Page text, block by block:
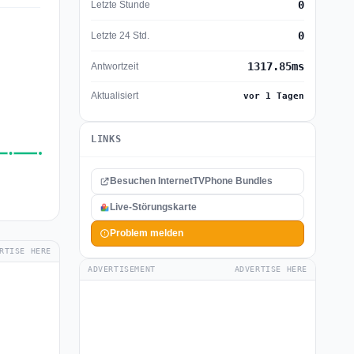
HERE
Letzte Stunde 0
Letzte 24 Std. 0
Antwortzeit 1317.85ms
Aktualisiert vor 1 Tagen
LINKS
Besuchen InternetTVPhone Bundles
Live-Störungskarte
Problem melden
ADVERTISEMENT ADVERTISE HERE